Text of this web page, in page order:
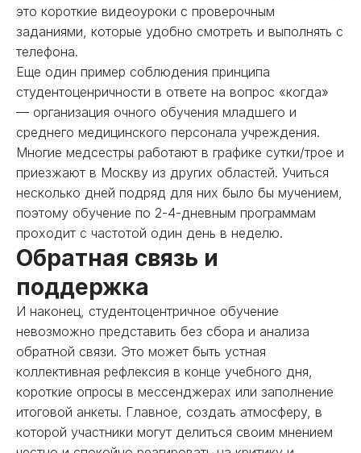
это короткие видеоуроки с проверочным
заданиями, которые удобно смотреть и выполнять с
телефона.
Еще один пример соблюдения принципа
студентоценричности в ответе на вопрос «когда»
— организация очного обучения младшего и
среднего медицинского персонала учреждения.
Многие медсестры работают в графике сутки/трое и
приезжают в Москву из других областей. Учиться
несколько дней подряд для них было бы мучением,
поэтому обучение по 2-4-дневным программам
проходит с частотой один день в неделю.
Обратная связь и
поддержка
И наконец, студентоцентричное обучение
невозможно представить без сбора и анализа
обратной связи. Это может быть устная
коллективная рефлексия в конце учебного дня,
короткие опросы в мессенджерах или заполнение
итоговой анкеты. Главное, создать атмосферу, в
которой участники могут делиться своим мнением